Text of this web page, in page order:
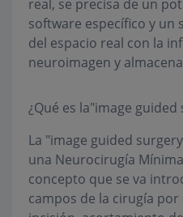
real, se precisa de un
software específico y un
del espacio real con la
neuroimagen y
¿Qué es la"image guided
La "image guided
una Neurocirugía
concepto que se va
campos de la cirugía